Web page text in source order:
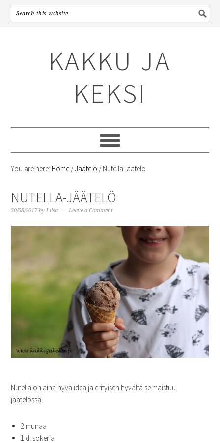
KAKKU JA
KEKSI
You are here: Home /Jäätelö /Nutella-jäätelö
NUTELLA-JÄÄTELÖ
30/08/2017 byLiisa Leave a Comment
Nutella on aina hyvä idea ja erityisen hyvältä se maistuu
jäätelössä!
2 munaa
1 dl sokeria